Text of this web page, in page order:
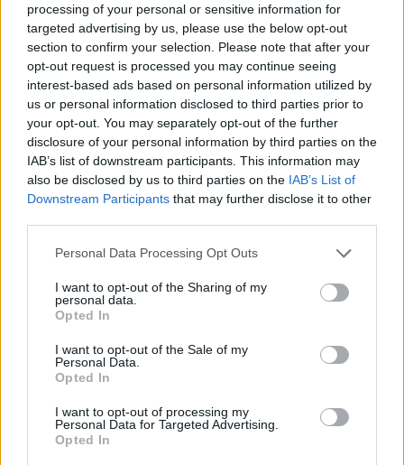
processing of your personal or sensitive information for
targeted advertising by us, please use the below opt-out
section to confirm your selection. Please note that after your
opt-out request is processed you may continue seeing
interest-based ads based on personal information utilized by
us or personal information disclosed to third parties prior to
your opt-out. You may separately opt-out of the further
disclosure of your personal information by third parties on the
IAB’s list of downstream participants. This information may
also be disclosed by us to third parties on the IAB’s List of
Downstream Participants that may further disclose it to other
Please note that this website/app uses one or more Google
not limited to your visit or usage behaviour. You may click to
grant or deny consent to Google and its third-party tags to
use your data for below specified purposes in below Google
consent section.
Personal Data Processing Opt Outs
I want to opt-out of the Sharing of my
personal data.
Opted In
I want to opt-out of the Sale of my
Personal Data.
Opted In
I want to opt-out of processing my
Personal Data for Targeted Advertising.
Opted In
da allora firma approfondimenti sui motori. In
redazione sostiene un approccio metodico alle
prove su pista, cura il format 'tecnica e
cronaca' e conserva i fogli di appunti del
debutto tecnico in autodromo.